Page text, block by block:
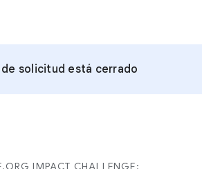
de solicitud está cerrado
IMPACT CHALLENGE: